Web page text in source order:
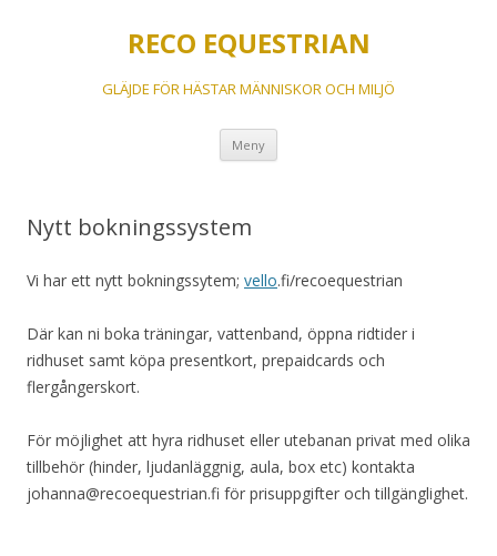
RECO EQUESTRIAN
GLÄJDE FÖR HÄSTAR MÄNNISKOR OCH MILJÖ
Meny
Nytt bokningssystem
Vi har ett nytt bokningssytem; vello.fi/recoequestrian
Där kan ni boka träningar, vattenband, öppna ridtider i
ridhuset samt köpa presentkort, prepaidcards och
flergångerskort.
För möjlighet att hyra ridhuset eller utebanan privat med olika
tillbehör (hinder, ljudanläggnig, aula, box etc) kontakta
johanna@recoequestrian.fi för prisuppgifter och tillgänglighet.